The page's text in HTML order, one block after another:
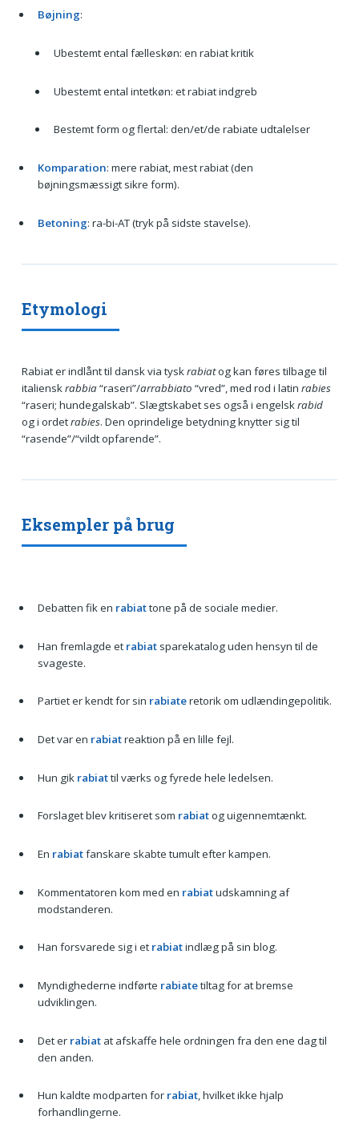
Bøjning:
Ubestemt ental fælleskøn: en rabiat kritik
Ubestemt ental intetkøn: et rabiat indgreb
Bestemt form og flertal: den/et/de rabiate udtalelser
Komparation: mere rabiat, mest rabiat (den
bøjningsmæssigt sikre form).
Betoning: ra-bi-AT (tryk på sidste stavelse).
Etymologi
Rabiat er indlånt til dansk via tyskrabiatog kan føres tilbage til
italienskrabbia“raseri”/arrabbiato “vred”, med rod i latin rabies
“raseri; hundegalskab”. Slægtskabet ses også i engelskrabid
og i ordetrabies. Den oprindelige betydning knytter sig til
“rasende”/“vildt opfarende”.
Eksempler på brug
Debatten fik en rabiattone på de sociale medier.
Han fremlagde et rabiatsparekatalog uden hensyn til de
svageste.
Partiet er kendt for sin rabiateretorik om udlændingepolitik.
Det var en rabiatreaktion på en lille fejl.
Hun gik rabiattil værks og fyrede hele ledelsen.
Forslaget blev kritiseret som rabiatog uigennemtænkt.
En rabiatfanskare skabte tumult efter kampen.
Kommentatoren kom med en rabiatudskamning af
modstanderen.
Han forsvarede sig i et rabiatindlæg på sin blog.
Myndighederne indførte rabiatetiltag for at bremse
udviklingen.
Det er rabiatat afskaffe hele ordningen fra den ene dag til
den anden.
Hun kaldte modparten for rabiat, hvilket ikke hjalp
forhandlingerne.